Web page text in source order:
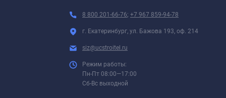
8 800 201-66-76; +7 967 859-94-78
г. Екатеринбург, ул. Бажова 193, оф. 214
siz@ucstroitel.ru
Режим работы:
Пн-Пт 08:00—17:00
Сб-Вс выходной